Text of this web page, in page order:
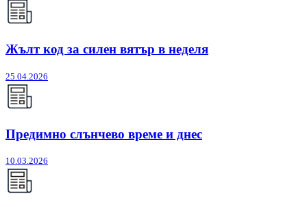
Жълт код за силен вятър в неделя
25.04.2026
Предимно слънчево време и днес
10.03.2026